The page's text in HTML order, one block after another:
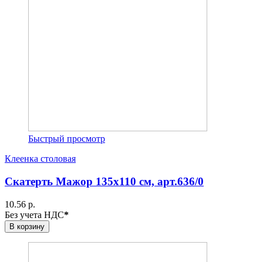
Быстрый просмотр
Клеенка столовая
Скатерть Мажор 135х110 см, арт.636/0
10.56 р.
Без учета НДС*
В корзину